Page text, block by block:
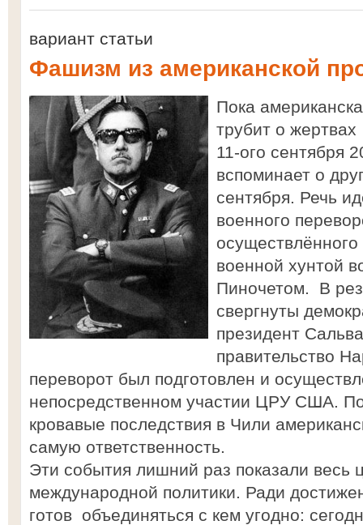
вариант статьи
Фашизм из американской
Пока
трубит о
11-ого сентября
вспоминает о
сентября. Речь
военного
военной хунтой
Пиночетом. В
свергнуты
президент
правительство
переворот был подготовлен и
непосредственном участии ЦРУ США.
кровавые последствия в Чили
самую ответственность.
Эти события лишний раз показали весь
международной политики. Ради
готов объединяться с кем угодно: